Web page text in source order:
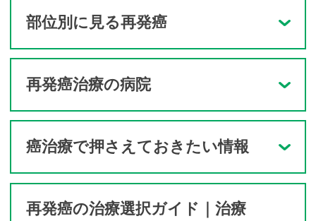
部位別に見る再発癌
再発癌治療の病院
癌治療で押さえておきたい情報
再発癌の治療選択ガイド｜治療